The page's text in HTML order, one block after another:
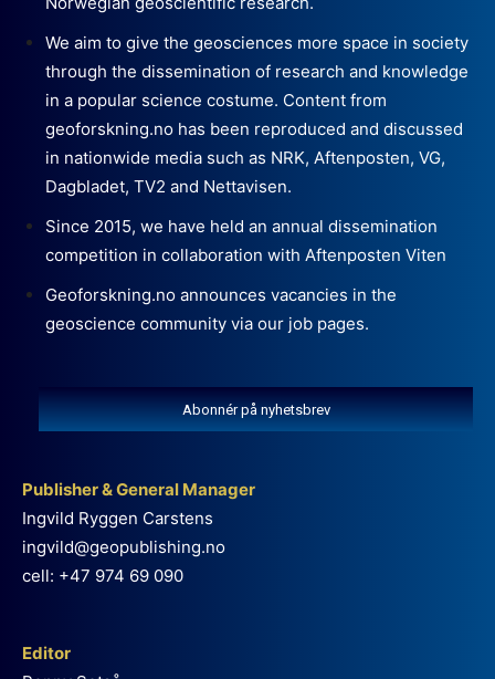
We aim to give the geosciences more space in society
through the dissemination of research and knowledge
in a popular science costume. Content from
geoforskning.no has been reproduced and discussed
in nationwide media such as NRK, Aftenposten, VG,
Dagbladet, TV2 and Nettavisen.
Since 2015, we have held an annual dissemination
competition in collaboration with Aftenposten Viten
Geoforskning.no announces vacancies in the
geoscience community via our job pages.
Abonnér på nyhetsbrev
Publisher & General Manager
Ingvild Ryggen Carstens
ingvild@geopublishing.no
cell: +47 974 69 090
Editor